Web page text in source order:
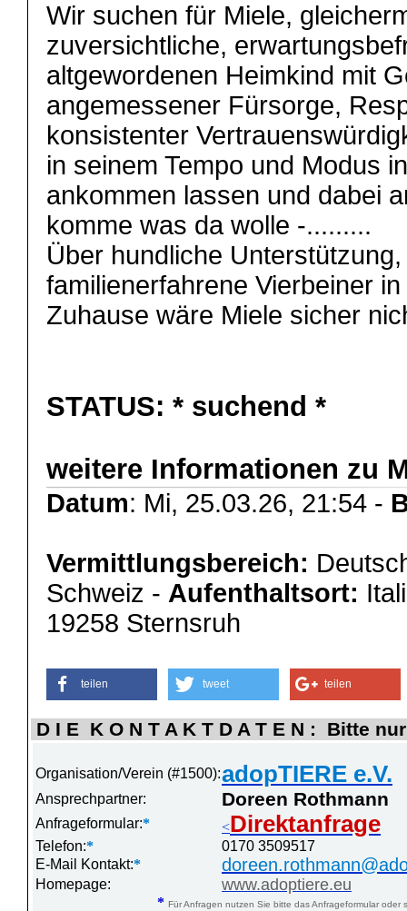
Wir suchen für Miele,
zuversichtliche,
altgewordenen Heimkind mit
angemessener Fürsorge,
konsistenter
in seinem Tempo und Modus
ankommen lassen und dabei
komme was da wolle -.........
Über hundliche
familienerfahrene Vierbeiner
Zuhause wäre Miele sicher
STATUS: * suchend *
weitere Informationen zu
Datum: Mi, 25.03.26, 21:54 -
Vermittlungsbereich:
Schweiz - Aufenthaltsort:
19258 Sternsruh
teilen tweet teilen
D I E K O N T A K T D A T E N : Bitte
Organisation/Verein (#1500):adopTIERE e.V.
Ansprechpartner: Doreen Rothmann
Anfrageformular:* <Direktanfrage
Telefon:*
0170 3509517
E-Mail Kontakt:*
Homepage: www.adoptiere.eu
* Für Anfragen nutzen Sie bitte das Anfrageformular